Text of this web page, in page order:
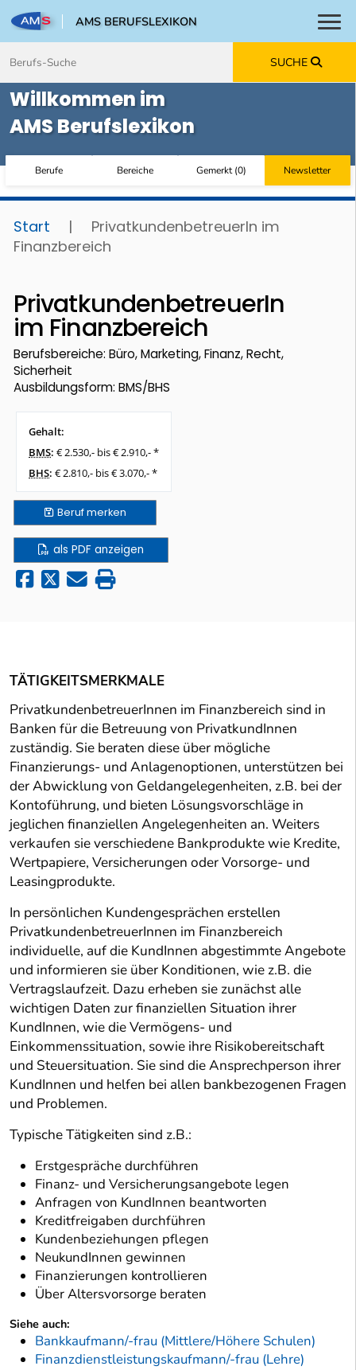
AMS BERUFSLEXIKON
SUCHE
Willkommen im
AMS Berufslexikon
Berufe Bereiche Gemerkt(0) Newsletter
Start |
PrivatkundenbetreuerIn im
Finanzbereich
PrivatkundenbetreuerIn
im Finanzbereich
Berufsbereiche: Büro, Marketing, Finanz, Recht,
Sicherheit
Ausbildungsform: BMS/BHS
Gehalt:
BMS: € 2.530,- bis € 2.910,- *
BHS: € 2.810,- bis € 3.070,- *
Berufmerken
als PDF anzeigen
TÄTIGKEITSMERKMALE
PrivatkundenbetreuerInnen im Finanzbereich sind in
Banken für die Betreuung von PrivatkundInnen
zuständig. Sie beraten diese über mögliche
Finanzierungs- und Anlagenoptionen, unterstützen bei
der Abwicklung von Geldangelegenheiten, z.B. bei der
Kontoführung, und bieten Lösungsvorschläge in
jeglichen finanziellen Angelegenheiten an. Weiters
verkaufen sie verschiedene Bankprodukte wie Kredite,
Wertpapiere, Versicherungen oder Vorsorge- und
Leasingprodukte.
In persönlichen Kundengesprächen erstellen
PrivatkundenbetreuerInnen im Finanzbereich
individuelle, auf die KundInnen abgestimmte Angebote
und informieren sie über Konditionen, wie z.B. die
Vertragslaufzeit. Dazu erheben sie zunächst alle
wichtigen Daten zur finanziellen Situation ihrer
KundInnen, wie die Vermögens- und
Einkommenssituation, sowie ihre Risikobereitschaft
und Steuersituation. Sie sind die Ansprechperson ihrer
KundInnen und helfen bei allen bankbezogenen Fragen
und Problemen.
Typische Tätigkeiten sind z.B.:
Erstgespräche durchführen
Finanz- und Versicherungsangebote legen
Anfragen von KundInnen beantworten
Kreditfreigaben durchführen
Kundenbeziehungen pflegen
NeukundInnen gewinnen
Finanzierungen kontrollieren
Über Altersvorsorge beraten
Siehe auch:
Bankkaufmann/-frau (Mittlere/Höhere Schulen)
Finanzdienstleistungskaufmann/-frau (Lehre)